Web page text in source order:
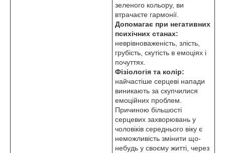
зеленого кольору, ви
втрачаєте гармонії.
Допомагає при негативних
психічних станах:
неврівноваженість, злість,
грубість, скутість в емоціях і
почуттях.
Фізіологія та колір:
найчастіше серцеві напади
виникають за скупчилися
емоційних проблем.
Причиною більшості
серцевих захворювань у
чоловіків середнього віку є
неможливість змінити що-
небудь у своєму житті, через